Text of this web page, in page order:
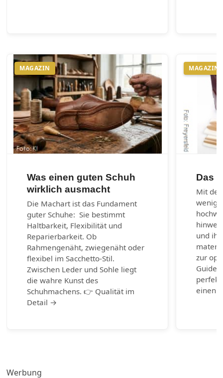
MAGAZIN
Was einen guten Schuh
wirklich ausmacht
Die Machart ist das Fundament
guter Schuhe: Sie bestimmt
Haltbarkeit, Flexibilität und
Reparierbarkeit. Ob
Rahmengenäht, zwiegenäht oder
flexibel im Sacchetto-Stil.
Zwischen Leder und Sohle liegt
die wahre Kunst des
Schuhmachens. 👉 Qualität im
Detail →
MAGAZIN
Das
Mit
wenig
und
zur
Guide
einen
Werbung